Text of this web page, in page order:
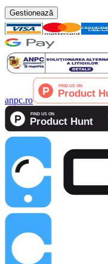
Gestionează
anpc.ro